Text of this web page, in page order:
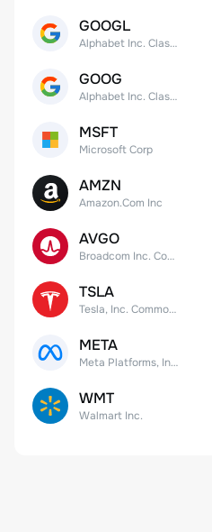
GOOGL
Alphabet Inc. Class A Common Stock
GOOG
Alphabet Inc. Class C Capital Stock
MSFT
Microsoft Corp
AMZN
Amazon.Com Inc
AVGO
Broadcom Inc. Common Stock
TSLA
Tesla, Inc. Common Stock
META
Meta Platforms, Inc. Class A Common Stock
WMT
Walmart Inc.